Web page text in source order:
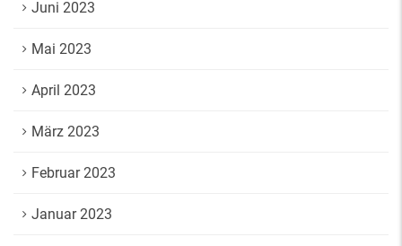
Juni 2023
Mai 2023
April 2023
März 2023
Februar 2023
Januar 2023